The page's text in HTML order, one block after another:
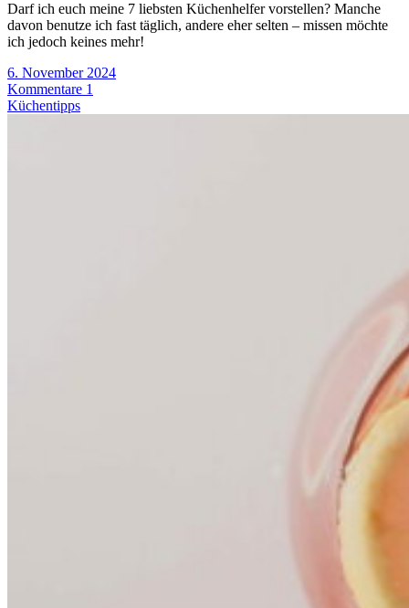
Darf ich euch meine 7 liebsten Küchenhelfer vorstellen? Manche
davon benutze ich fast täglich, andere eher selten – missen möchte
ich jedoch keines mehr!
6. November 2024
Kommentare 1
Küchentipps